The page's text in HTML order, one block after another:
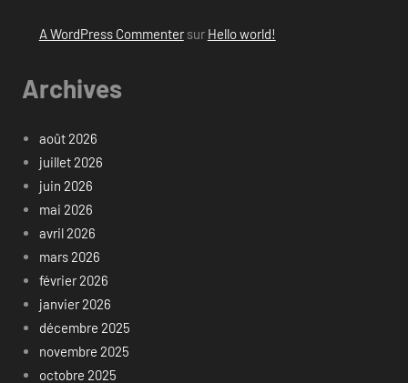
A WordPress Commentersur Hello world!
Archives
août 2026
juillet 2026
juin 2026
mai 2026
avril 2026
mars 2026
février 2026
janvier 2026
décembre 2025
novembre 2025
octobre 2025